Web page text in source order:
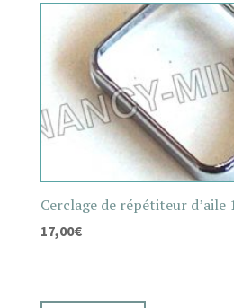
Cerclage de répétiteur
17,00€